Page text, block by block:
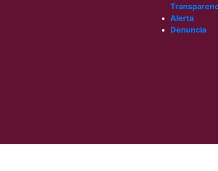
Alerta
Denuncia